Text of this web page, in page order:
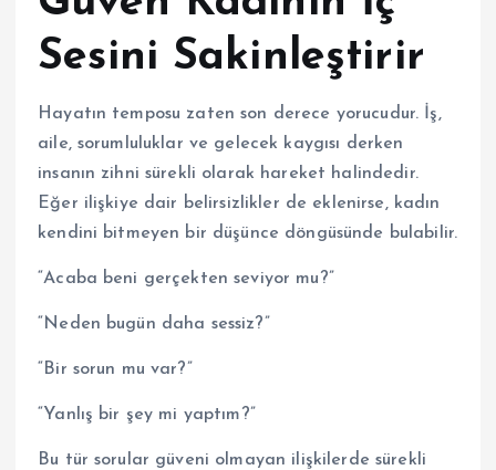
Sesini Sakinleştirir
Hayatın temposu zaten son derece yorucudur. İş,
aile, sorumluluklar ve gelecek kaygısı derken
insanın zihni sürekli olarak hareket halindedir.
Eğer ilişkiye dair belirsizlikler de eklenirse, kadın
kendini bitmeyen bir düşünce döngüsünde bulabilir.
“Acaba beni gerçekten seviyor mu?”
“Neden bugün daha sessiz?”
“Bir sorun mu var?”
“Yanlış bir şey mi yaptım?”
Bu tür sorular güveni olmayan ilişkilerde sürekli